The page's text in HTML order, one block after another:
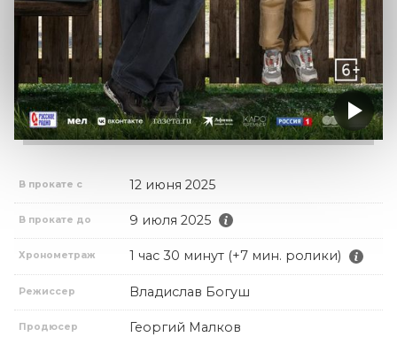
В прокате с 12 июня 2025
В прокате до 9 июля 2025
Хронометраж 1 час 30 минут (+7 мин. ролики)
Режиссер Владислав Богуш
Продюсер Георгий Малков